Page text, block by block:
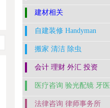
建材相关
自建装修 Handyman
搬家 清洁 除虫
会计 理财 外汇 投资
医疗咨询 验光配镜 牙医
法律咨询 律师事务所